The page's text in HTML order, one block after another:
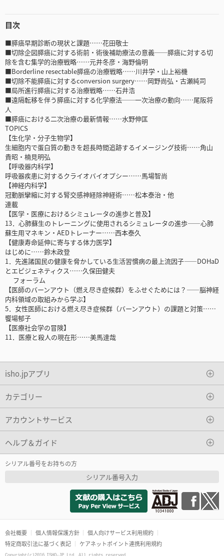
目次
■膵癌早期診断の現状と課題……花田敬士
■切除企図膵癌に対する術前・術後補助療法の意義──膵癌に対する切
除を含む集学的治療戦略……元井冬彦・海野倫明
■Borderline resectable膵癌の治療戦略……川井学・山上裕機
■切除不能膵癌に対するconversion surgery……岡野尚弘・古瀬純司
■局所進行膵癌に対する治療戦略……石井浩
■遠隔転移を伴う膵癌に対する化学療法──一次治療の動向……尾阪将
人
■膵癌における二次治療の最新情報……水野伸匡
TOPICS
【生化学・分子生物学】
生細胞内で蛋白質の動きを超長時間追跡するイメージング技術……角山
貴昭・楠見明弘
【呼吸器内科学】
呼吸器疾患に対するクライオバイオプシー……馬場智尚
【神経内科学】
冠動脈攣縮に対する腎交感神経除神経術……松本泰治・他
連載
【医学・医療におけるシミュレータの進歩と普及】
13．心肺蘇生のトレーニングに使用されるシミュレータの進歩――心肺
蘇生用マネキン・AEDトレーナー……西本泰久
【健康寿命延伸に寄与する体力医学】
はじめに……鈴木政登
1．先進諸国民の健康を脅かしている生活習慣病の最上流因子――DOHaD
とエピジェネティクス……久保田健夫
フォーラム
【医師のバーンアウト（燃え尽き症候群）をふせぐためには？――脳神経
内科領域の取組みから学ぶ】
5．女性医師における燃え尽き症候群（バーンアウト）の課題と対策……
饗場郁子
【医療社会学の冒険】
11．医療と殺人の現在形……美馬達哉
isho.jpアプリ
カテゴリー
アカウントサービス
ヘルプ＆ガイド
シリアル番号をお持ちの方
シリアル番号入力
会社概要 個人情報保護方針
個人向けサービス利用規約
特定商取引法に基づく表記
ケアネットポイント連携利用規約